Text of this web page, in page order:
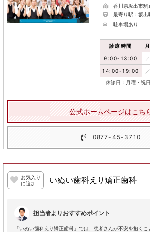
香川県坂出市
最寄り駅：坂出
駐車場あり
診療時間 月
9:00-13:00 ／
14:00-19:00 ／
休診日：月曜・祝日
公式ホームページはこち
0877-45-3710
お気入り
に追加
いぬい歯科えり矯正歯科
担当者よりおすすめポイント
「いぬい歯科えり矯正歯科」では、患者さんが不安を抱く